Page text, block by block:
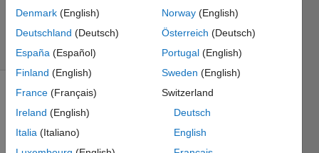
10월 9
조회 수:
13 (30일)
Denmark (English)
Deutschland (Deutsch)
España (Español)
Finland (English)
France (Français)
Ireland (English)
Italia (Italiano)
Norway(English)
Österreich (Deutsch)
Portugal(English)
Sweden (English)
Switzerland
Deutsch
English